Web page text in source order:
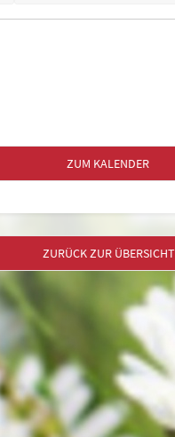
ZUM KALENDER
ZURÜCK ZUR ÜBERSICHT